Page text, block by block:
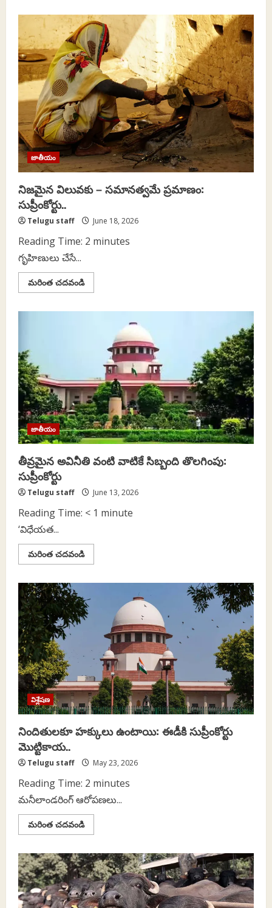
నరమేధం:
హే
రామ్..
“రామరాజ్యం”
అంటే
ఇదేనా?
జాతీయం
నిజమైన విలువకు – సమానత్వమే ప్రమాణం:
సుప్రీంకోర్టు..
Telugu staff June 18, 2026
Reading Time: 2 minutes
గృహిణులు చేసే...
మరింత చదవండిRead
more
సమానత్వమే
ప్రమాణం:
సుప్రీంకోర్టు..
జాతీయం
తీవ్రమైన అవినీతి వంటి వాటికే సిబ్బంది తొలగింపు:
సుప్రీంకోర్టు
Telugu staff June 13, 2026
Reading Time: < 1 minute
‘విధేయత...
మరింత చదవండిRead
more
వంటి
వాటికే
సిబ్బంది
తొలగింపు:
సుప్రీంకోర్టు
విశ్లేషణ
నిందితులకూ హక్కులు ఉంటాయి: ఈడీకి సుప్రీంకోర్టు
మొట్టికాయ..
Telugu staff May 23, 2026
Reading Time: 2 minutes
మనీలాండరింగ్ ఆరోపణలు...
మరింత చదవండిRead
more
హక్కులు
ఉంటాయి:
ఈడీకి
సుప్రీంకోర్టు
మొట్టికాయ..